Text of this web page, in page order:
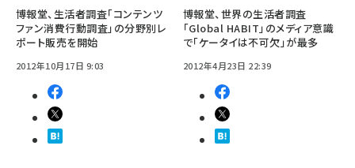
博報堂、生活者調査「コンテンツ
ファン消費行動調査」の分野別レ
ポート販売を開始
2012年10月17日 9:03
博報堂、世界の生活者調査
「Global HABIT」のメディア意識
で「ケータイは不可欠」が最多
2012年4月23日 22:39